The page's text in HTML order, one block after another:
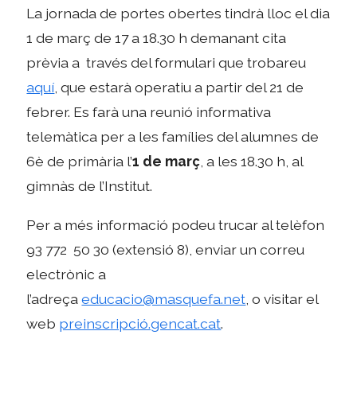
La jornada de portes obertes tindrà lloc el dia
1 de març de 17 a 18.30 h demanant cita
prèvia a través del formulari que trobareu
aquí, que estarà operatiu a partir del 21 de
febrer. Es farà una reunió informativa
telemàtica per a les famílies del alumnes de
6è de primària l’1 de març, a les 18.30 h, al
gimnàs de l’Institut.
Per a més informació podeu trucar al telèfon
93 772 50 30 (extensió 8), enviar un correu
electrònic a
l’adreçaeducacio@masquefa.net , o visitar el
web preinscripció.gencat.cat.